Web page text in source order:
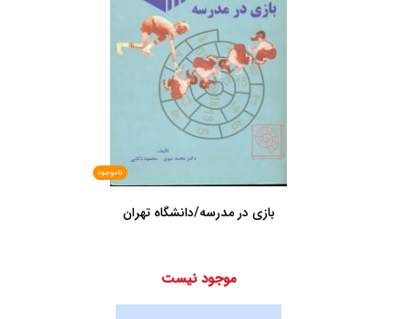
ناموجود
بازی در مدرسه/دانشگاه تهران
موجود نیست